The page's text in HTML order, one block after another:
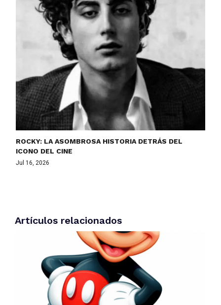
ROCKY: LA ASOMBROSA HISTORIA DETRÁS DEL
ICONO DEL CINE
Jul 16, 2026
Artículos relacionados